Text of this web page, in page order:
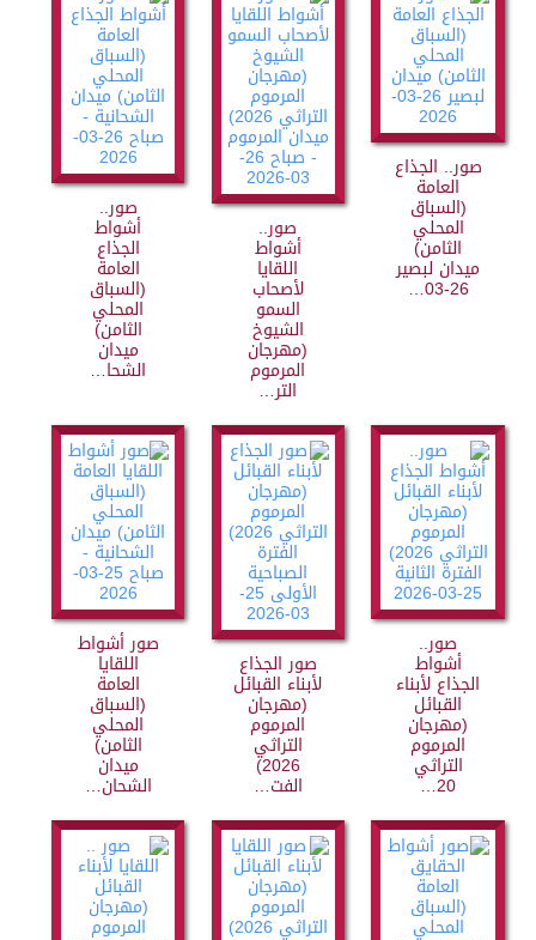
صور.. الجذاع
العامة
(السباق
المحلي
الثامن)
ميدان لبصير
26-03…
صور..
أشواط
اللقايا
لأصحاب
السمو
الشيوخ
(مهرجان
المرموم
التر…
صور..
أشواط
الجذاع
العامة
(السباق
المحلي
الثامن)
ميدان
الشحا…
صور..
أشواط
الجذاع لأبناء
القبائل
(مهرجان
المرموم
التراثي
20…
صور الجذاع
لأبناء القبائل
(مهرجان
المرموم
التراثي
2026)
الفت…
صور أشواط
اللقايا
العامة
(السباق
المحلي
الثامن)
ميدان
الشحان…